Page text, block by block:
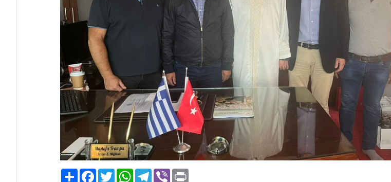
PaylaşFacebook
TwitterWhatsAppTelegram
Viber